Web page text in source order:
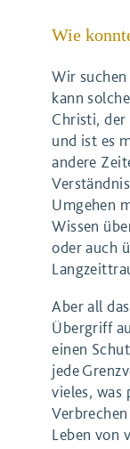
Wie
Wir
kann
Christi, der
und ist es
andere
Umgehen
Wissen
oder auch
Aber all
Übergriff
einen
jede
vieles, was
Leben von